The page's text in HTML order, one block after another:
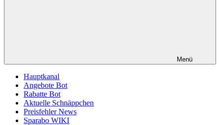
Menü
Hauptkanal
Angebote Bot
Rabatte Bot
Aktuelle Schnäppchen
Preisfehler News
Sparabo WIKI